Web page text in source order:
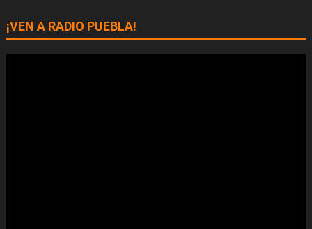
¡VEN A RADIO PUEBLA!